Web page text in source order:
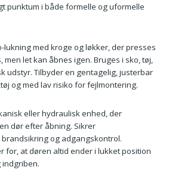
punktum i både formelle og uformelle
lukning med kroge og løkker, der presses
men let kan åbnes igen. Bruges i sko, tøj,
udstyr. Tilbyder en gentagelig, justerbar
og med lav risiko for fejlmontering.
eller hydraulisk enhed, der
dør efter åbning. Sikrer
og adgangskontrol.
for, at døren altid ender i lukket position